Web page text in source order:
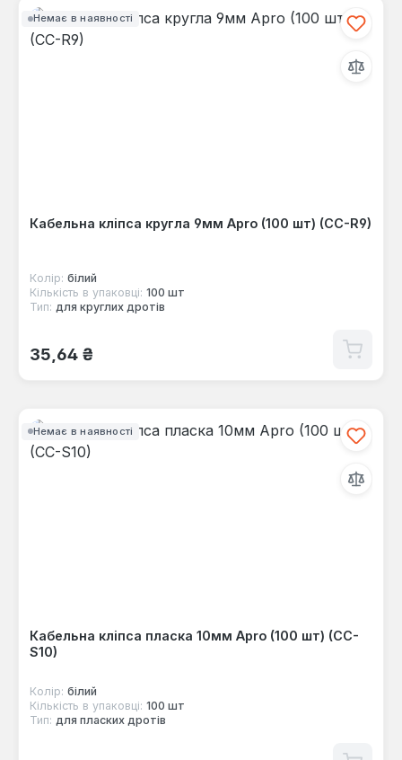
Немає в наявності
Кабельна кліпса кругла 9мм Apro (100 шт) (CC-R9)
Колір: білий
Кількість в упаковці: 100 шт
Тип: для круглих дротів
Звичайна ціна:
35,64 ₴
Немає в наявності
Кабельна кліпса пласка 10мм Apro (100 шт) (CC-
S10)
Колір: білий
Кількість в упаковці: 100 шт
Тип: для пласких дротів